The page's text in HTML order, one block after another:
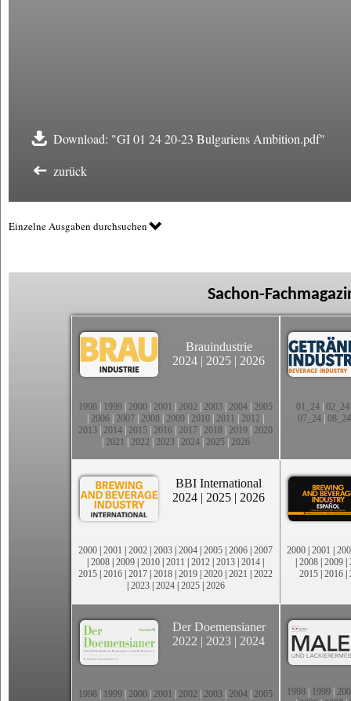
Download: "GI 01 24 20-23 Bulgariens Ambition.pdf"
zurück
Einzelne Ausgaben durchsuchen
Sachon-
Brauindustrie
2024 | 2025 | 2026
1998 1999 2000 2001 2002 2003 2004 2005
2006 2007 2008 2009 2010 2011 2012
2013 2014 2015 2016 2017 2018 2019 2020
2021 2022 2023| 2024| 2025| 2026
01_24| 02_24
07_24 08_24
BBI International
2024 | 2025 | 2026
2000 | 2001 | 2002 | 2003 | 2004 | 2005 | 2006 | 2007
| 2008 | 2009 | 2010 | 2011 | 2012 | 2013 | 2014 |
2015 | 2016 | 2017 | 2018 | 2019 | 2020 | 2021 | 2022
| 2023| 2024| 2025| 2026
2000 | 2001 |
| 2008 | 2009 |
2015 | 2016 |
Der Doemensianer
2022 | 2023 | 2024
1998 1999 2000 2001 2002 2003 2004 2005
1998 1999